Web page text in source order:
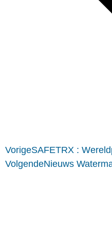
VorigeSAFETRX :
VolgendeNieuws